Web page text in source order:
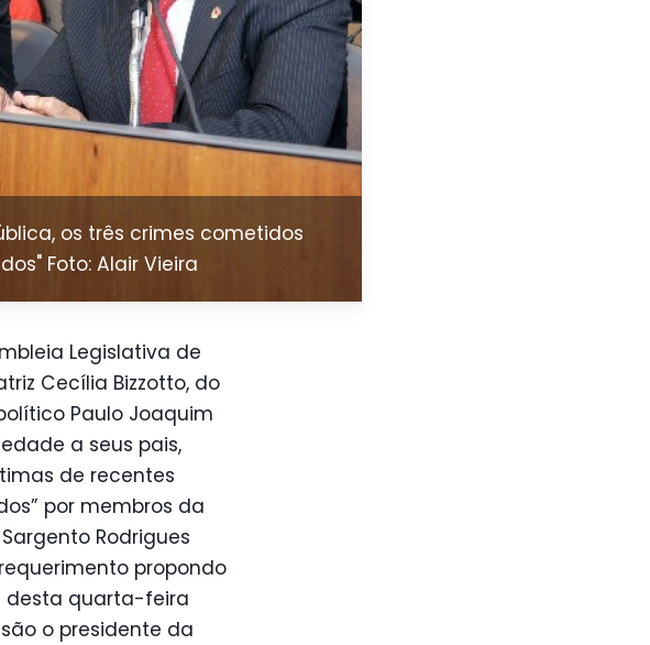
os três crimes cometidos
Foto: Alair Vieira
Legislativa de
Cecília Bizzotto, do
Paulo Joaquim
a seus pais,
de recentes
por membros da
Rodrigues
propondo
desta quarta-feira
o presidente da